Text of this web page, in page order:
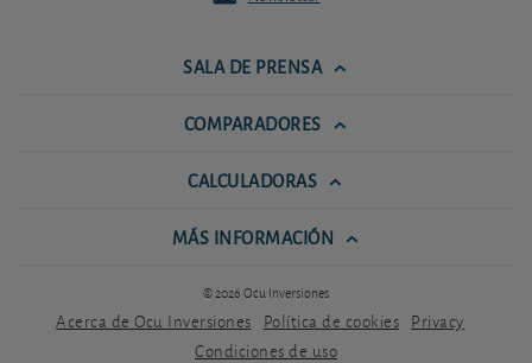
SALA DE PRENSA
COMPARADORES
CALCULADORAS
MÁS INFORMACIÓN
© 2026 Ocu Inversiones
Acerca de Ocu Inversiones Política de cookies Privacy
Condiciones de uso